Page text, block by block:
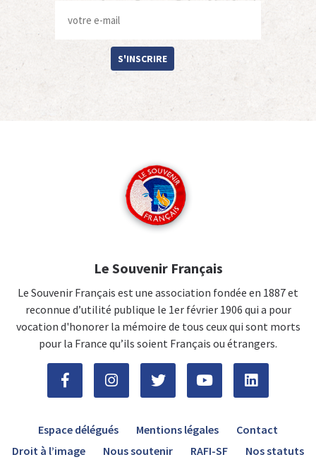
S'INSCRIRE
Le Souvenir Français
Le Souvenir Français est une association fondée en 1887 et
reconnue d’utilité publique le 1er février 1906 qui a pour
vocation d'honorer la mémoire de tous ceux qui sont morts
pour la France qu’ils soient Français ou étrangers.
Espace délégués Mentions légales
Contact
Droit à l’image
Nous soutenir RAFI-SF Nos statuts